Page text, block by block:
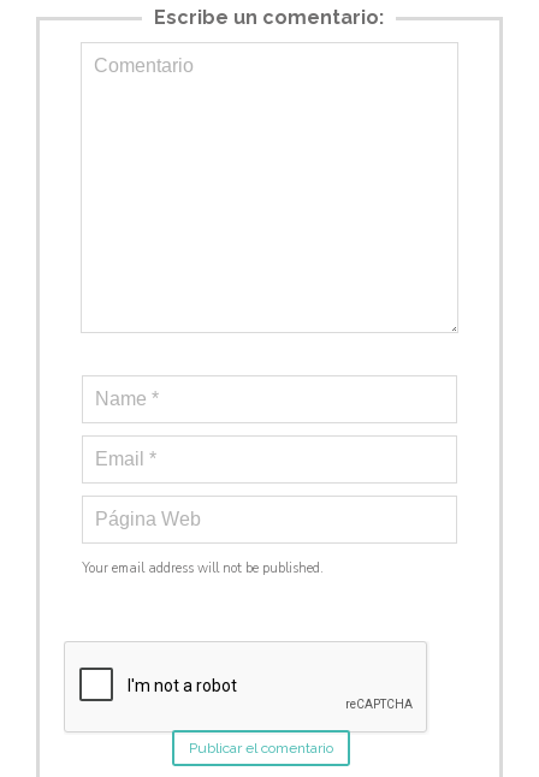
Escribe un comentario:
Your email address will not be published.